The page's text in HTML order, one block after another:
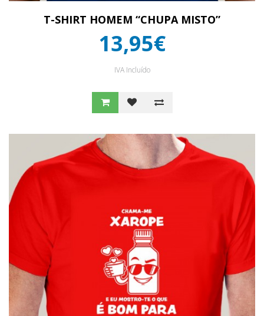
T-SHIRT HOMEM “CHUPA MISTO”
13,95€
IVA Incluído